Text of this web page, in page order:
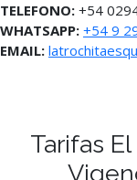
TELEFONO: +54
WHATSAPP: +54 9
EMAIL:
Tarifas